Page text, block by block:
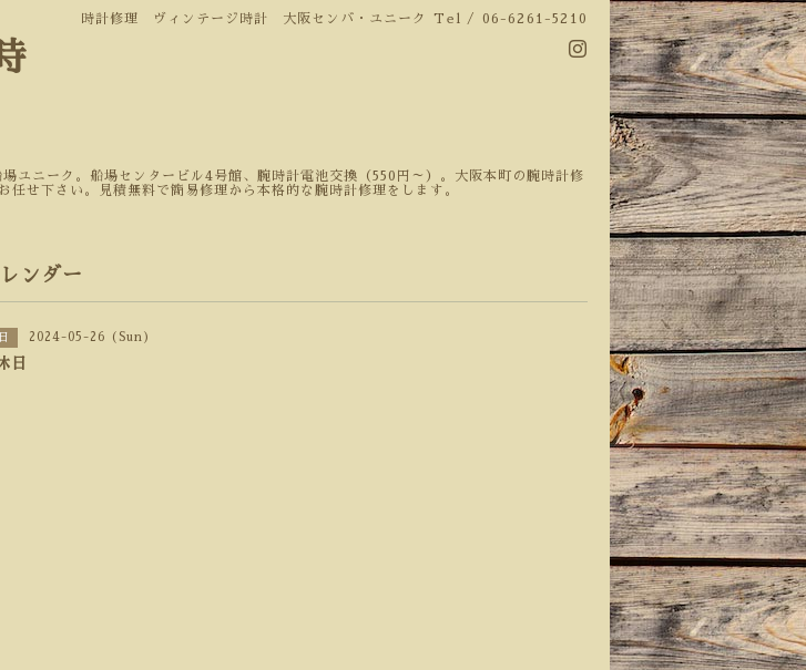
時計修理 ヴィンテージ時計 大阪センバ・ユニーク Tel / 06-6261-5210
ユニーク。船場センタービル4号館、腕時計電池交換（550円～）。大阪本町の腕時計修
せ下さい。見積無料で簡易修理から本格的な腕時計修理をします。
ンダー
2024-05-26 (Sun)
日